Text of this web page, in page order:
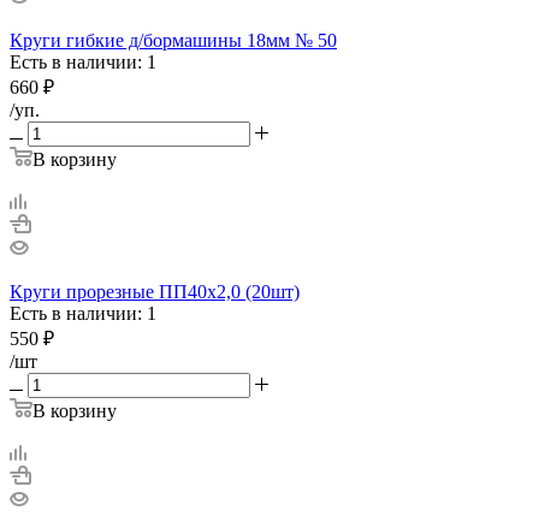
Круги гибкие д/бормашины 18мм № 50
Есть в наличии: 1
660 ₽
/уп.
В корзину
Круги прорезные ПП40х2,0 (20шт)
Есть в наличии: 1
550 ₽
/шт
В корзину